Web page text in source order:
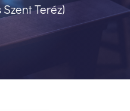
Szent Teréz)